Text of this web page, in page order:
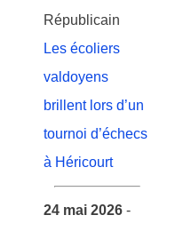
Républicain
Les écoliers
valdoyens
brillent lors d’un
tournoi d’échecs
à Héricourt
24 mai 2026 -